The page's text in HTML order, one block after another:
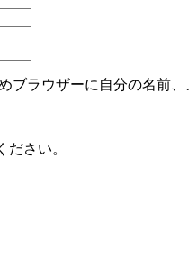
ブラウザーに自分の名前
ださい。